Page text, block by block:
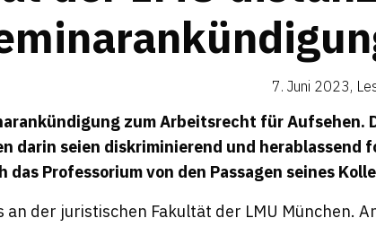
7. Juni 2023,
zum Arbeitsrecht für Aufsehen.
darin seien diskriminierend und herablassend
Professorium von den Passagen seines
an der juristischen Fakultät der LMU München.